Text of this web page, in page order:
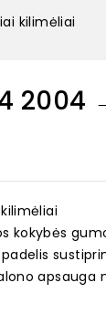
kilimėliai
2004
kokybės
apsauga